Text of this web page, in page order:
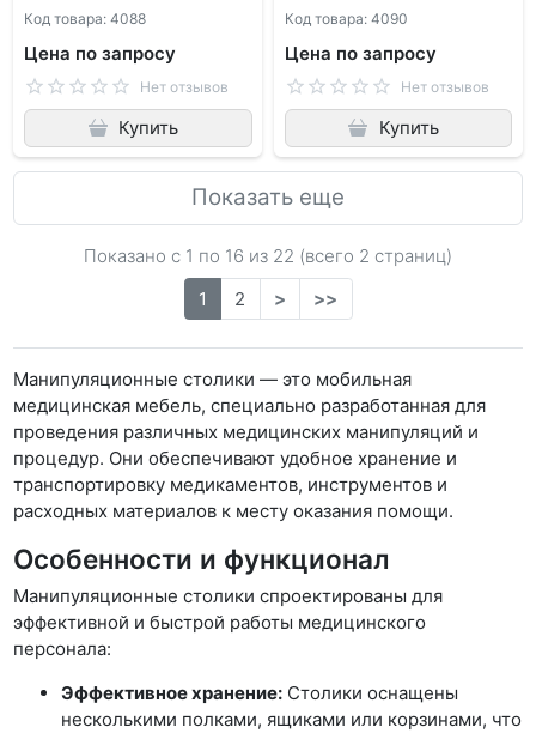
Код товара: 4088
Цена по запросу
Нет отзывов
Купить
Код товара: 4090
Цена по запросу
Нет отзывов
Купить
Показать еще
Показано с 1 по 16 из 22 (всего 2 страниц)
1
2 > >>
Манипуляционные столики — это мобильная
медицинская мебель, специально разработанная для
проведения различных медицинских манипуляций и
процедур. Они обеспечивают удобное хранение и
транспортировку медикаментов, инструментов и
расходных материалов к месту оказания помощи.
Особенности и функционал
Манипуляционные столики спроектированы для
эффективной и быстрой работы медицинского
персонала:
Эффективное хранение: Столики оснащены
несколькими полками, ящиками или корзинами, что